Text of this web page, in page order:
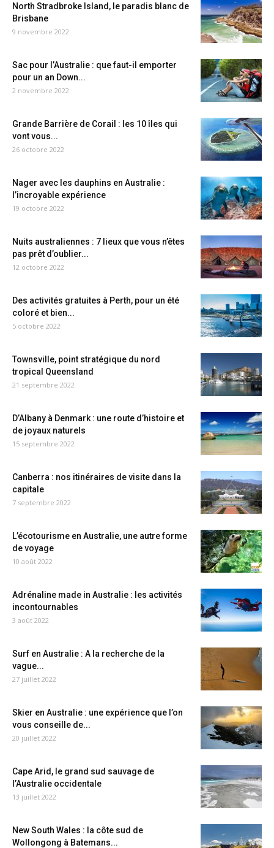
North Stradbroke Island, le paradis blanc de
Brisbane
9 novembre 2022
Sac pour l’Australie : que faut-il emporter
pour un an Down...
2 novembre 2022
Grande Barrière de Corail : les 10 îles qui
vont vous...
26 octobre 2022
Nager avec les dauphins en Australie :
l’incroyable expérience
19 octobre 2022
Nuits australiennes : 7 lieux que vous n’êtes
pas prêt d’oublier...
12 octobre 2022
Des activités gratuites à Perth, pour un été
coloré et bien...
5 octobre 2022
Townsville, point stratégique du nord
tropical Queensland
21 septembre 2022
D’Albany à Denmark : une route d’histoire et
de joyaux naturels
15 septembre 2022
Canberra : nos itinéraires de visite dans la
capitale
7 septembre 2022
L’écotourisme en Australie, une autre forme
de voyage
10 août 2022
Adrénaline made in Australie : les activités
incontournables
3 août 2022
Surf en Australie : A la recherche de la
vague...
27 juillet 2022
Skier en Australie : une expérience que l’on
vous conseille de...
20 juillet 2022
Cape Arid, le grand sud sauvage de
l’Australie occidentale
13 juillet 2022
New South Wales : la côte sud de
Wollongong à Batemans...